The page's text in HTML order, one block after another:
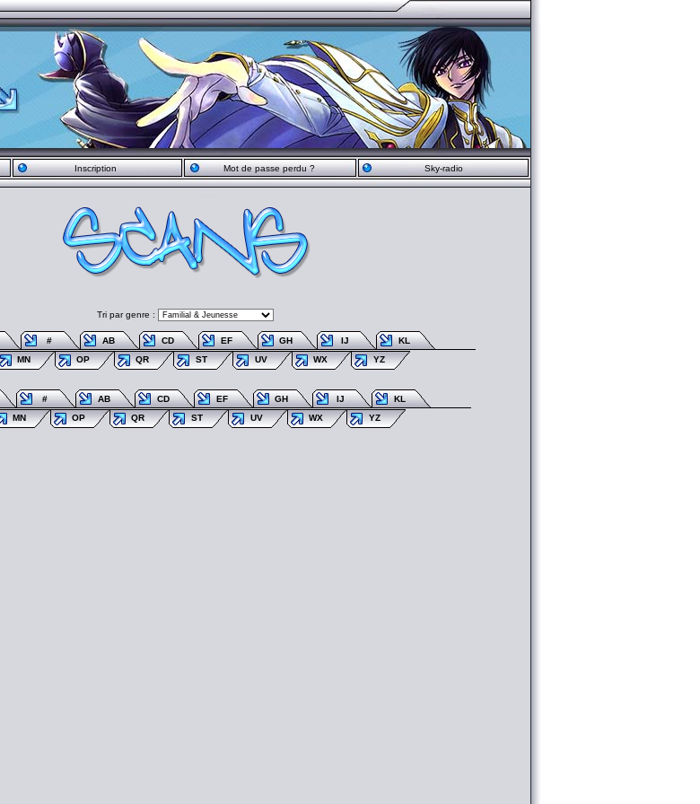
Inscription Mot de passe perdu ? Sky-radio
Tri par genre :
# AB CD EF GH IJ
KL
MN
OP QR ST UV WX YZ
# AB CD EF GH IJ
KL
MN
OP QR ST UV WX YZ